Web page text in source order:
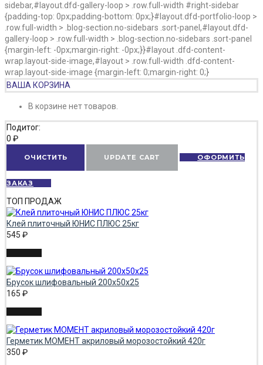
sidebar,#layout.dfd-gallery-loop > .row.full-width #right-sidebar
{padding-top: 0px;padding-bottom: 0px;}#layout.dfd-portfolio-loop >
.row.full-width > .blog-section.no-sidebars .sort-panel,#layout.dfd-
gallery-loop > .row.full-width > .blog-section.no-sidebars .sort-panel
{margin-left: -0px;margin-right: -0px;}}#layout .dfd-content-
wrap.layout-side-image,#layout > .row.full-width .dfd-content-
wrap.layout-side-image {margin-left: 0;margin-right: 0;}
ВАША КОРЗИНА
В корзине нет товаров.
Подитог:
0 ₽
ОЧИСТИТЬ UPDATE CART ОФОРМИТЬ
ЗАКАЗ
ТОП ПРОДАЖ
Клей плиточный ЮНИС ПЛЮС 25кг
545 ₽
Брусок шлифовальный 200х50х25
165 ₽
Герметик МОМЕНТ акриловый морозостойкий 420г
350 ₽